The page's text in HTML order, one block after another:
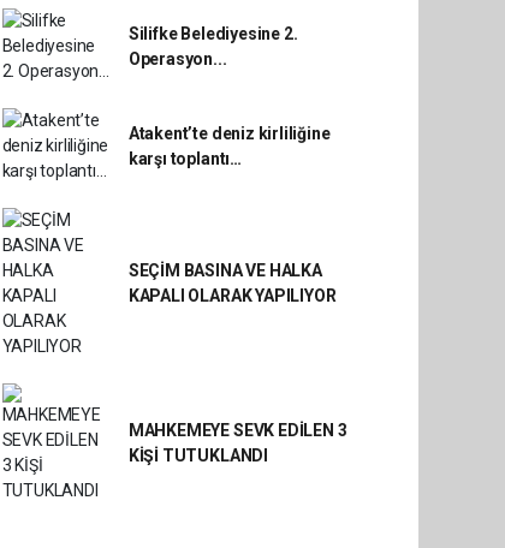
Silifke Belediyesine 2.
Operasyon...
Atakent’te deniz kirliliğine
karşı toplantı…
SEÇİM BASINA VE HALKA
KAPALI OLARAK YAPILIYOR
MAHKEMEYE SEVK EDİLEN 3
KİŞİ TUTUKLANDI